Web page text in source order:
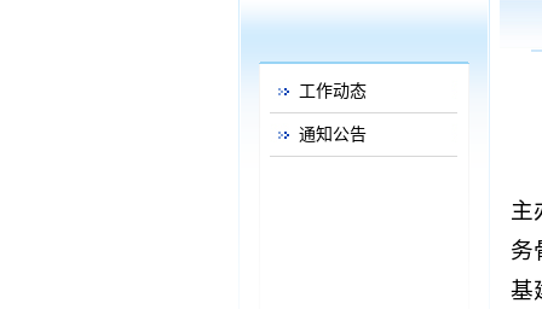
工作动态
通知公告
主
务
基